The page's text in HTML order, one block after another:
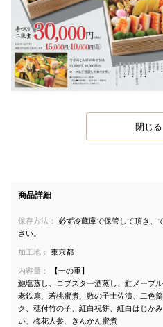
閉じる
商品詳細
保存方法：
必ず冷蔵庫で保管して頂き、
さい。
加工地： 東京都
内容量：
【一の重】
鮑塩蒸し、ロブスター酒蒸し、鮭メープ
老鉄扇、若桃蜜煮、数の子土佐漬、二色
ク、穂付竹の子、紅白祝餅、紅白はじか
い、梅花人参、きんかん蜜煮